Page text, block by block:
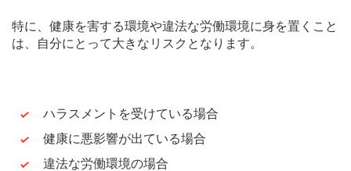
特に、健康を害する環境や違法な労働環境に身を置くこと
は、自分にとって大きなリスクとなります。
ハラスメントを受けている場合
健康に悪影響が出ている場合
違法な労働環境の場合